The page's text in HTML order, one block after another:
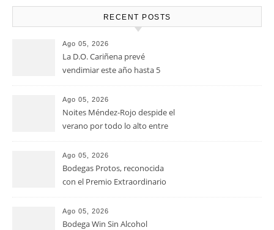
RECENT POSTS
Ago 05, 2026
La D.O. Cariñena prevé
vendimiar este año hasta 5
que en 2025
Ago 05, 2026
Noites Méndez-Rojo despide el
verano por todo lo alto entre
Ago 05, 2026
Bodegas Protos, reconocida
con el Premio Extraordinario
casi un siglo de excelencia
vitivinícola
Ago 05, 2026
Bodega Win Sin Alcohol